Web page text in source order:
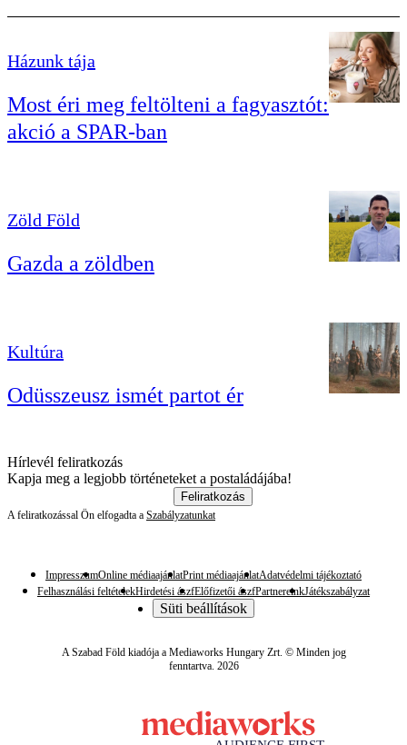
Házunk tája
Most éri meg feltölteni a fagyasztót:
akció a SPAR-ban
Zöld Föld
Gazda a zöldben
Kultúra
Odüsszeusz ismét partot ér
Hírlevél feliratkozás
Kapja meg a legjobb történeteket a postaládájába!
Feliratkozás
A feliratkozással Ön elfogadta a Szabályzatunkat
ImpresszumOnline médiaajánlatPrint médiaajánlatAdatvédelmi tájékoztató
Felhasználási feltételekHirdetési ászfElőfizetői ászfPartnereinkJátékszabályzat
Süti beállítások
A Szabad Föld kiadója a Mediaworks Hungary Zrt. © Minden jog
fenntartva. 2026